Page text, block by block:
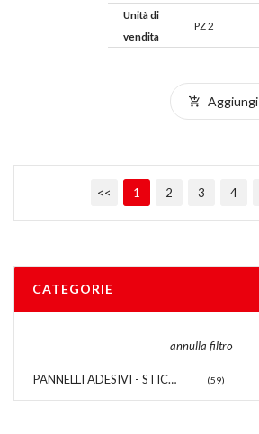
Unità di
vendita
PZ 2
Aggiungi
<< 1 2 3 4
CATEGORIE
annulla filtro
PANNELLI ADESIVI - STICKERS MURALI (59)